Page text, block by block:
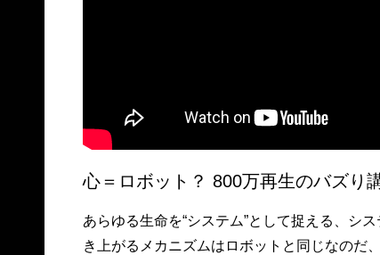
心＝ロボット？ 800万再生のバズり講
あらゆる生命を“システム”として捉える、シ
き上がるメカニズムはロボットと同じなのだ